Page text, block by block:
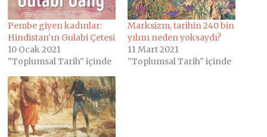
Pembe giyen kadınlar:
Hindistan’ın Gulabi Çetesi
10 Ocak 2021
"Toplumsal Tarih" içinde
Marksizm, tarihin 240 bin
yılını neden yoksaydı?
11 Mart 2021
"Toplumsal Tarih" içinde